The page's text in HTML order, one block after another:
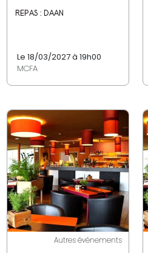
REPAS : DAAN
Le 18/03/2027 à 19h00
MCFA
Autres événements